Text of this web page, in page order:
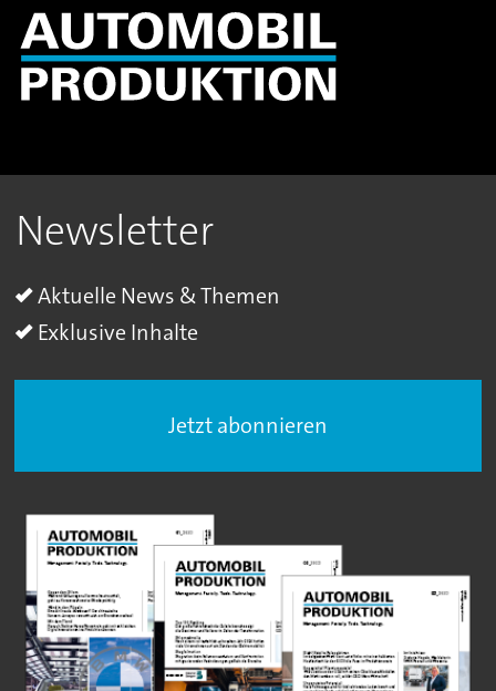
Newsletter
Aktuelle News & Themen
Exklusive Inhalte
Jetzt abonnieren